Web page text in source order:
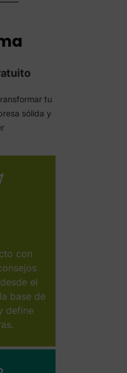
tu
sólida y
con
el
base de
define